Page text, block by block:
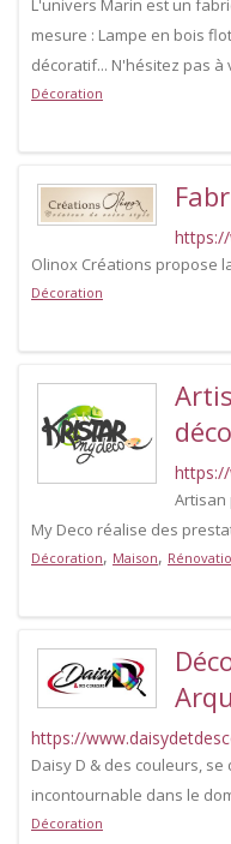
L'univers Marin est un
mesure : Lampe en bois
décoratif... N'hésitez pas
Décoration
Olinox Créations propose
Décoration
Artisan
My Deco réalise des
Décoration, Maison,
https://
Daisy D & des couleurs,
incontournable dans le
Décoration